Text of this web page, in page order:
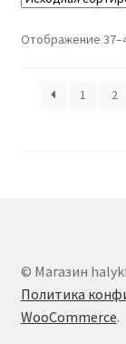
Отображение
1 2
© Магазин
Политика
WooCommerce.